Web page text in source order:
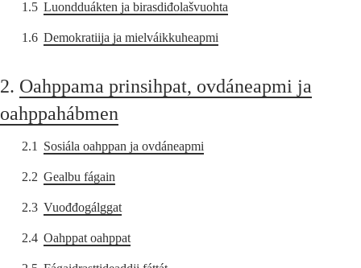
1.5 Luondduákten ja birasdiđolašvuohta
1.6 Demokratiija ja mielváikkuheapmi
2. Oahppama prinsihpat, ovdáneapmi ja
oahppahábmen
2.1 Sosiála oahppan ja ovdáneapmi
2.2 Gealbu fágain
2.3 Vuođđogálggat
2.4 Oahppat oahppat